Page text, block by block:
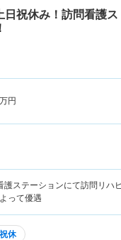
日祝休み！訪問看護ス
万円
護ステーションにて訪問リ
って優遇
休